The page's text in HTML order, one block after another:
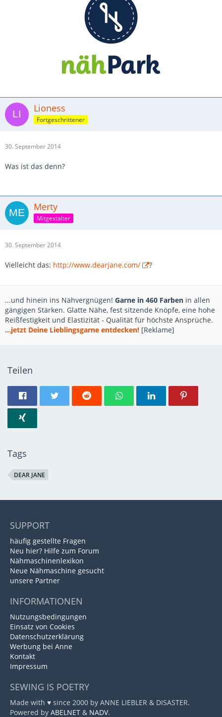
Lioness
Fortgeschrittener
30. September 2014
Was ist das denn?
Merty
Mitgestalter
30. September 2014
Vielleicht das: http://www.dearjane.com/ ?
...und hinein ins Nähvergnügen! Garne in 460 Farben in allen
gängigen Stärken. Glatte Nähe, fest sitzende Knöpfe, eine hohe
Reißfestigkeit und Elastizität - Qualität für höchste Ansprüche.
...jetzt Deine Lieblingsgarne entdecken! [Reklame]
Teilen
Tags
DEAR JANE
SUPPORT
häufig gestellte Fragen
Neu hier? Hilfe zum Forum
Nähmaschinenlexikon
Neue Nähmaschine gesucht
unsere Partner
INFORMATIONEN
Nutzungsbedingungen
Einsatz von Cookies
Datenschutzerklärung
Werbung bei Anne
Kontakt
Impressum
SEWING IS POETRY
Made with ♥ since 2000 by ANNE LIEBLER & DISASTER.
Powered by ABELNET & NADV.